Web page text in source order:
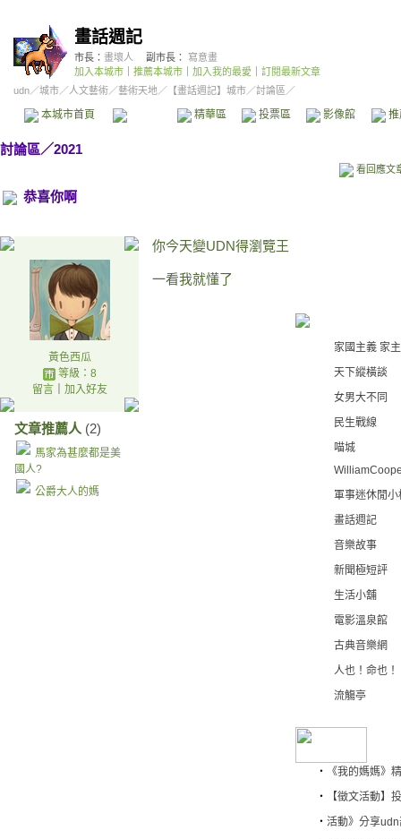
畫話週記
市長： 畫壞人 副市長： 寫意畫
加入本城市
推薦本城市 加入我的最愛
訂閱最新文章
udn／城市／人文藝術／藝術天地／ 【畫話週記】城市／討論區／
本城市首頁 精華區 投票區 影像館
討論區／2021
看回應文
恭喜你啊
黃色西瓜
等級：8
留言｜ 加入好友
文章推薦人 (2)
馬家為甚麼都是美
國人?
公爵大人的媽
你今天變UDN得瀏覽王
一看我就懂了
家國主義 家
天下縱橫談
女男大不同
民生戰線
喵城
軍事迷休閒小
畫話週記
音樂故事
新聞極短評
生活小舖
電影溫泉館
古典音樂網
人也！命也！
流觴亭
‧
《我的媽媽》
‧
【徵文活動】
‧ 活動》分享